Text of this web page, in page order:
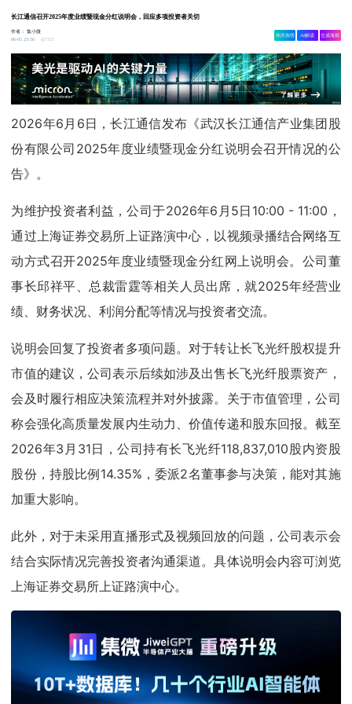
长江通信召开2025年度业绩暨现金分红说明会，回应多项投资者关切
作者：集小微
06-05 23:56
7351
相关舆情 AI解读 生成海报
2026年6月6日，长江通信发布《武汉长江通信产业集团股
份有限公司2025年度业绩暨现金分红说明会召开情况的公
告》。
为维护投资者利益，公司于2026年6月5日10:00 - 11:00，
通过上海证券交易所上证路演中心，以视频录播结合网络互
动方式召开2025年度业绩暨现金分红网上说明会。公司董
事长邱祥平、总裁雷霆等相关人员出席，就2025年经营业
绩、财务状况、利润分配等情况与投资者交流。
说明会回复了投资者多项问题。对于转让长飞光纤股权提升
市值的建议，公司表示后续如涉及出售长飞光纤股票资产，
会及时履行相应决策流程并对外披露。关于市值管理，公司
称会强化高质量发展内生动力、价值传递和股东回报。截至
2026年3月31日，公司持有长飞光纤118,837,010股内资股
股份，持股比例14.35%，委派2名董事参与决策，能对其施
加重大影响。
此外，对于未采用直播形式及视频回放的问题，公司表示会
结合实际情况完善投资者沟通渠道。具体说明会内容可浏览
上海证券交易所上证路演中心。